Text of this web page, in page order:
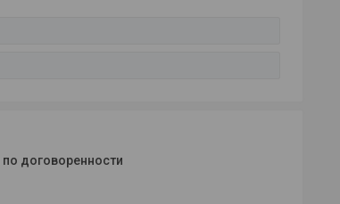
по договоренности